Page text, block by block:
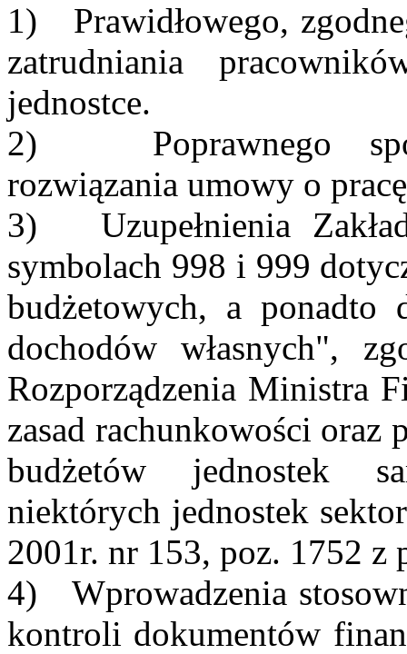
1) Prawidłowego,
zatrudniania
jednostce.
2) Poprawnego
rozwiązania umowy o
3) Uzupełnienia
symbolach 998 i 999
budżetowych, a ponadto
dochodów własnych",
Rozporządzenia Ministra
zasad rachunkowości oraz
budżetów jednostek
niektórych jednostek
2001r. nr 153, poz. 1752 z
4) Wprowadzenia
kontroli dokumentów